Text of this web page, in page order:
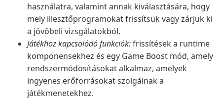
használatra, valamint annak kiválasztására, hogy
mely illesztőprogramokat frissítsük vagy zárjuk ki
a jövőbeli vizsgálatokból.
Játékhoz kapcsolódó funkciók:frissítések a runtime
komponensekhez és egy Game Boost mód, amely
rendszermódosításokat alkalmaz, amelyek
ingyenes erőforrásokat szolgálnak a
játékmenetekhez.